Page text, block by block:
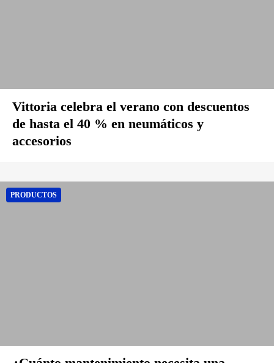
Vittoria celebra el verano con descuentos
de hasta el 40 % en neumáticos y
accesorios
PRODUCTOS